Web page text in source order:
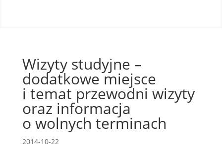
Wizyty studyjne –
dodatkowe miejsce
i temat przewodni wizyty
oraz informacja
o wolnych terminach
2014-10-22